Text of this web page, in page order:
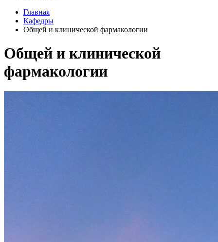
Главная
Кафедры
Общей и клинической фармакологии
Общей и клинической
фармакологии